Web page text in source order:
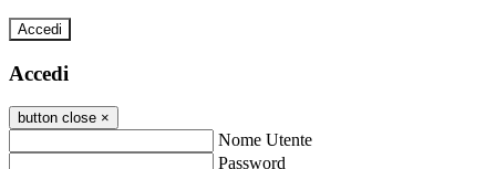
Accedi
Accedi
button close ×
Nome Utente
Password